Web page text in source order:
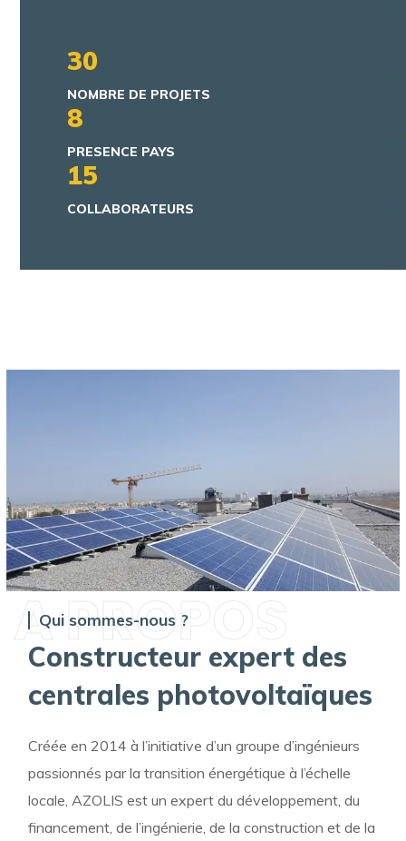
30
NOMBRE DE PROJETS
8
PRESENCE PAYS
15
COLLABORATEURS
Qui sommes-nous ?
Constructeur expert des
centrales photovoltaïques
A PROPOS
Créée en 2014 à l’initiative d’un groupe d’ingénieurs
passionnés par la transition énergétique à l’échelle
locale, AZOLIS est un expert du développement, du
financement, de l’ingénierie, de la construction et de la